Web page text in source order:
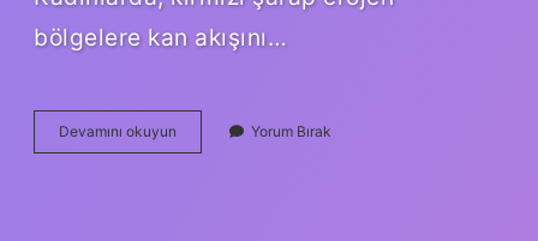
bölgelere kan akışını…
Devamını okuyun
Cinselliğe
Yorum Bırak